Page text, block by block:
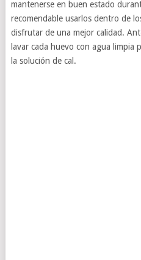
mantenerse en buen estado
recomendable usarlos dentro de
disfrutar de una mejor calidad.
lavar cada huevo con agua limpia
la solución de cal.